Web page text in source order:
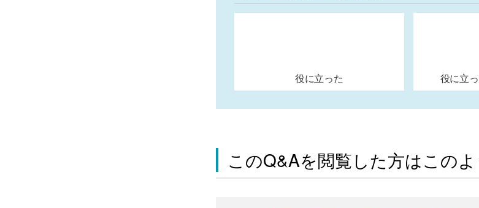
役に立った 役に立
このQ&Aを閲覧した方はこの